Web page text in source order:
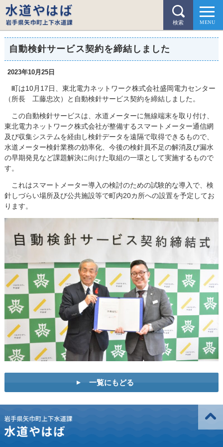
検索
自動検針サービス契約を締結しました
2023年10月25日
町は10月17日、東北電力ネットワーク株式会社盛岡電力センター
（所長 工藤忠次）と自動検針サービス契約を締結しました。
この自動検針サービスは、水道メーターに無線端末を取り付け、
東北電力ネットワーク株式会社が整備するスマートメーター通信網
及び収集システムを経由し検針データを遠隔で取得できるもので、
水道メーター検針業務の効率化、今後の検針員不足の解消及び漏水
の早期発見など課題解決に向けた取組の一環として実施するもので
す。
これはスマートメーター導入の検討のための試験的な導入で、検
針しづらい場所及び公共施設等で町内20カ所への設置を予定してお
ります。
一覧にもどる